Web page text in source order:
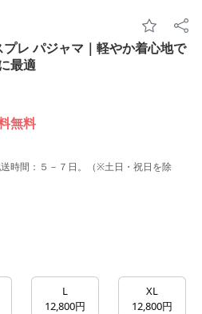
レ パジャマ｜軽やか着心地で
最適
無料
時間：５－７日。（※土日・祝日を除
L
12,800円
XL
12,800円